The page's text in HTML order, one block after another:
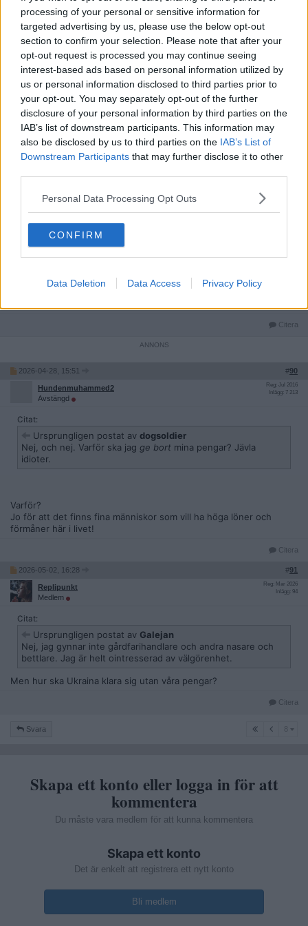
processing of your personal or sensitive information for
targeted advertising by us, please use the below opt-out
section to confirm your selection. Please note that after your
opt-out request is processed you may continue seeing
interest-based ads based on personal information utilized by
us or personal information disclosed to third parties prior to
your opt-out. You may separately opt-out of the further
disclosure of your personal information by third parties on the
IAB’s list of downstream participants. This information may
also be disclosed by us to third parties on the IAB’s List of
Downstream Participants that may further disclose it to other
Personal Data Processing Opt Outs
CONFIRM
Data Deletion Data Access Privacy Policy
Citat:
Ursprungligen postat avhippili
Hur ser du på att i fattiga länder är det barn som arbetar för
att få ihop pengar till mat för att överleva??
Svin till föräldrar som föder barn in till den misär dom själva lever i!
Citera
2026-04-28, 15:49
MisterPartyfuck
Medlem
Reg: Jan 2026
Nej, jag bojkottar saker som enbart säljs med samvete som
Det vore annat om det sålde saker folk faktiskt vill ha eller har
Det var samma skit på jobbet när en arbetskamrat frågade om jag
ville köpa chokladbollar för hennes dotter på 18 år skulle på
klassresa. En jävla ask kostar 80 spänn och det är 14 bollar! Deras
Jag hade god lust att säga att hennes dotter kunde få 2 bollar i en
Citera
2026-04-28, 15:51 #90
Hundenmuhammed2
Avstängd
Reg: Jul 2016
Inlägg: 7 213
Citat:
Ursprungligen postat av dogsoldier
Nej, och nej. Varför ska jag ge bort mina pengar? Jävla
idioter.
Varför?
Jo för att det finns fina människor som vill ha höga löner och
förmåner här i livet!
Citera
2026-05-02, 16:28 #91
Replipunkt
Medlem
Reg: Mar 2026
Inlägg: 94
Citat:
Ursprungligen postat av Galejan
Nej, jag gynnar inte gårdfarihandlare och andra nasare och
bettlare. Jag är helt ointresserad av välgörenhet.
Men hur ska Ukraina klara sig utan våra pengar?
Citera
Svara
Skapa ett konto eller logga in för att
kommentera
Du måste vara medlem för att kunna kommentera
Skapa ett konto
Det är enkelt att registrera ett nytt konto
Bli medlem